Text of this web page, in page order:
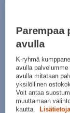
Hyvin voidellut
auttaa pitämään
lasten suksien
Suksen voitelun
lisäksi pitovoitelu
hiihdettäessä.
ladulla ja rinteessä
Parempaa
avulla
K-ryhmä
avulla
avulla mitataan
yksilöllinen
Voit antaa
muuttamaan
kautta.